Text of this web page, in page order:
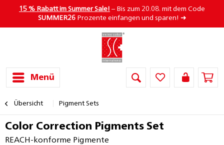
15 % Rabatt im Summer Sale! – Bis zum 20.08. mit dem Code
SUMMER26Prozente einfangen und sparen! ➜
Menü
Übersicht Pigment Sets
Color Correction Pigments Set
REACH-konforme Pigmente